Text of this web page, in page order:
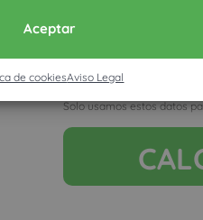
Aceptar
de cookiesAviso Legal
Móvil (Enviamos
Acepto la nota legal
Solo usamos estos datos